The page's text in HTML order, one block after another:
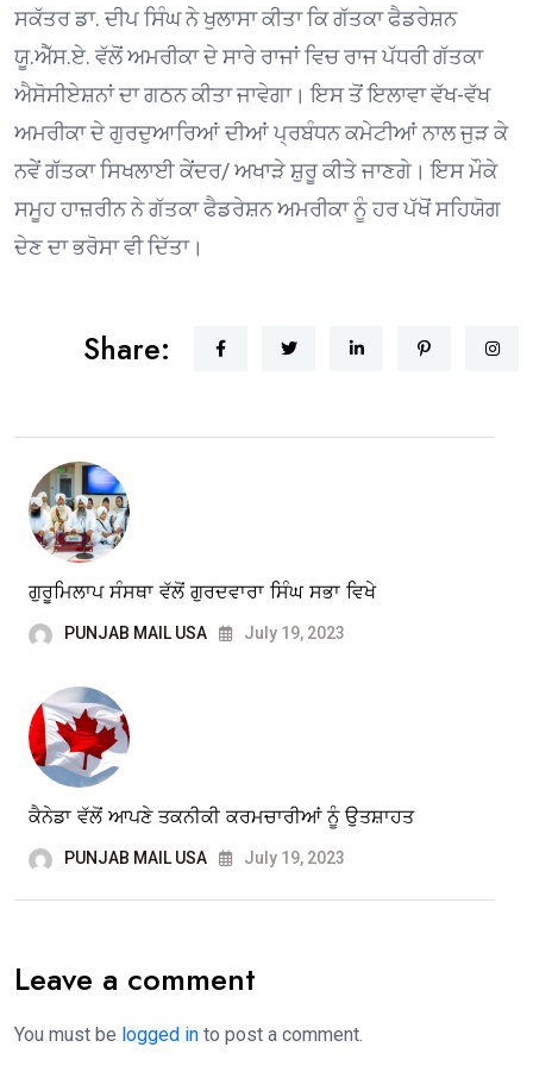
ਸਕੱਤਰ ਡਾ. ਦੀਪ ਸਿੰਘ ਨੇ ਖੁਲਾਸਾ ਕੀਤਾ ਕਿ ਗੱਤਕਾ ਫੈਡਰੇਸ਼ਨ
ਯੂ.ਐੱਸ.ਏ. ਵੱਲੋਂ ਅਮਰੀਕਾ ਦੇ ਸਾਰੇ ਰਾਜਾਂ ਵਿਚ ਰਾਜ ਪੱਧਰੀ ਗੱਤਕਾ
ਐਸੋਸੀਏਸ਼ਨਾਂ ਦਾ ਗਠਨ ਕੀਤਾ ਜਾਵੇਗਾ। ਇਸ ਤੋਂ ਇਲਾਵਾ ਵੱਖ-ਵੱਖ
ਅਮਰੀਕਾ ਦੇ ਗੁਰਦੁਆਰਿਆਂ ਦੀਆਂ ਪ੍ਰਬੰਧਨ ਕਮੇਟੀਆਂ ਨਾਲ ਜੁੜ ਕੇ
ਨਵੇਂ ਗੱਤਕਾ ਸਿਖਲਾਈ ਕੇਂਦਰ/ ਅਖਾੜੇ ਸ਼ੁਰੂ ਕੀਤੇ ਜਾਣਗੇ। ਇਸ ਮੌਕੇ
ਸਮੂਹ ਹਾਜ਼ਰੀਨ ਨੇ ਗੱਤਕਾ ਫੈਡਰੇਸ਼ਨ ਅਮਰੀਕਾ ਨੂੰ ਹਰ ਪੱਖੋਂ ਸਹਿਯੋਗ
ਦੇਣ ਦਾ ਭਰੋਸਾ ਵੀ ਦਿੱਤਾ।
Share:
ਗੁਰੂਮਿਲਾਪ ਸੰਸਥਾ ਵੱਲੋਂ ਗੁਰਦਵਾਰਾ ਸਿੰਘ ਸਭਾ ਵਿਖੇ
PUNJAB MAIL USA July 19, 2023
ਕੈਨੇਡਾ ਵੱਲੋਂ ਆਪਣੇ ਤਕਨੀਕੀ ਕਰਮਚਾਰੀਆਂ ਨੂੰ ਉਤਸ਼ਾਹਤ
PUNJAB MAIL USA July 19, 2023
Leave a comment
You must be logged in to post a comment.